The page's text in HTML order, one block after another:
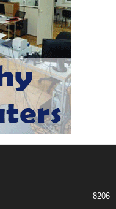
8206